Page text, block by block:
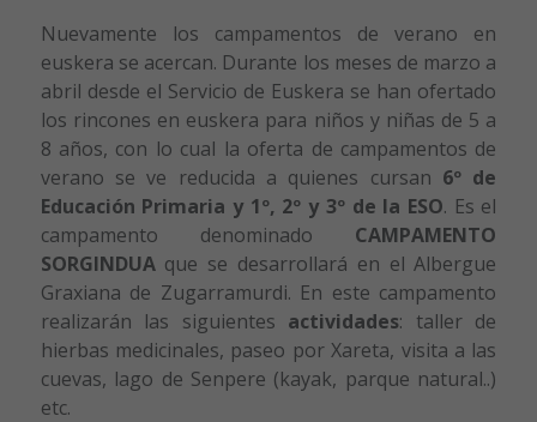
Nuevamente los campamentos de verano en
euskera se acercan. Durante los meses de marzo a
abril desde el Servicio de Euskera se han ofertado
los rincones en euskera para niños y niñas de 5 a
8 años, con lo cual la oferta de campamentos de
verano se ve reducida a quienes cursan 6º de
Educación Primaria y 1º, 2º y 3º de la ESO. Es el
campamento denominado CAMPAMENTO
SORGINDUAque se desarrollará en el Albergue
Graxiana de Zugarramurdi. En este campamento
realizarán las siguientes actividades: taller de
hierbas medicinales, paseo por Xareta, visita a las
cuevas, lago de Senpere (kayak, parque natural..)
etc.